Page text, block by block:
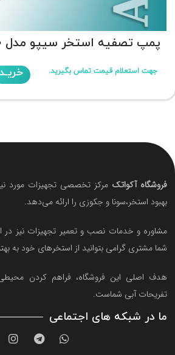
پمپ تصفیه استخر سیپو مدل HIGHSUPER-30
جهت استعلام قیمت تماس بگیرید. خریـد
فروشگاه آکواتک مرکز تخصصی تجهیزات مورد
بهبود استخر،سونا و جکوزی را ارائه می‌دهد.
مشاوره و خدمات نصب و تعمیر تجهیزات نیز در
شما مشتری گرامی بتوانید از استخرهای خود به
هدف اصلی این فروشگاه‌، فراهم کردن
تفریحات آبی شماست.
ما در شبکه های اجتماعی